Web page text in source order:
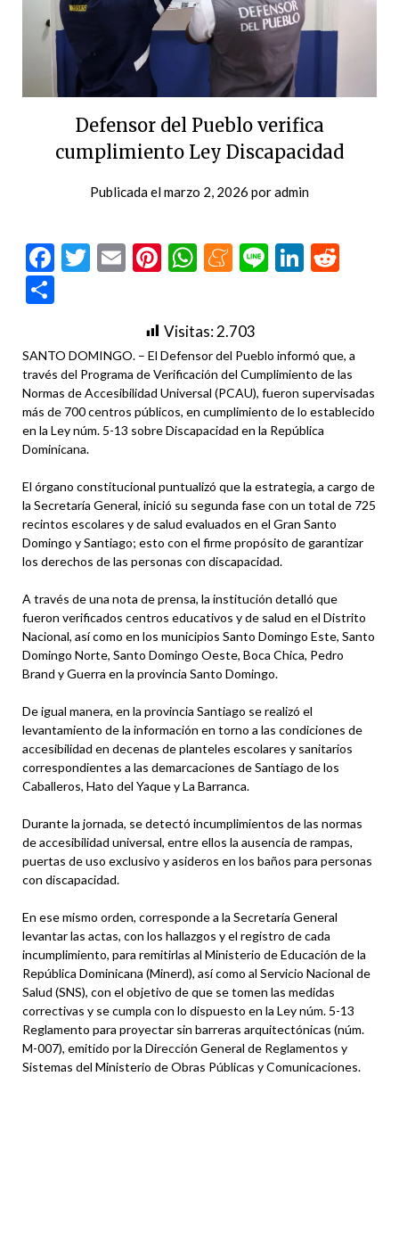
Defensor del Pueblo verifica
cumplimiento Ley Discapacidad
Publicada elmarzo 2, 2026 poradmin
Facebook
Twitter
EmailPinterest
WhatsApp
Meneame
Line
Visitas:2.703
SANTO DOMINGO. – El Defensor del Pueblo informó que, a
través del Programa de Verificación del Cumplimiento de las
Normas de Accesibilidad Universal (PCAU), fueron supervisadas
más de 700 centros públicos, en cumplimiento de lo establecido
en la Ley núm. 5-13 sobre Discapacidad en la República
Dominicana.
El órgano constitucional puntualizó que la estrategia, a cargo de
la Secretaría General, inició su segunda fase con un total de 725
recintos escolares y de salud evaluados en el Gran Santo
Domingo y Santiago; esto con el firme propósito de garantizar
los derechos de las personas con discapacidad.
A través de una nota de prensa, la institución detalló que
fueron verificados centros educativos y de salud en el Distrito
Nacional, así como en los municipios Santo Domingo Este, Santo
Domingo Norte, Santo Domingo Oeste, Boca Chica, Pedro
Brand y Guerra en la provincia Santo Domingo.
De igual manera, en la provincia Santiago se realizó el
levantamiento de la información en torno a las condiciones de
accesibilidad en decenas de planteles escolares y sanitarios
correspondientes a las demarcaciones de Santiago de los
Caballeros, Hato del Yaque y La Barranca.
Durante la jornada, se detectó incumplimientos de las normas
de accesibilidad universal, entre ellos la ausencia de rampas,
puertas de uso exclusivo y asideros en los baños para personas
con discapacidad.
En ese mismo orden, corresponde a la Secretaría General
levantar las actas, con los hallazgos y el registro de cada
incumplimiento, para remitirlas al Ministerio de Educación de la
República Dominicana (Minerd), así como al Servicio Nacional de
Salud (SNS), con el objetivo de que se tomen las medidas
correctivas y se cumpla con lo dispuesto en la Ley núm. 5-13
Reglamento para proyectar sin barreras arquitectónicas (núm.
M-007), emitido por la Dirección General de Reglamentos y
Sistemas del Ministerio de Obras Públicas y Comunicaciones.